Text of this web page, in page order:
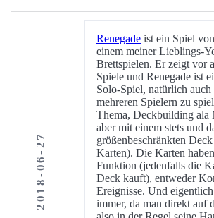
2018-06-27
Renegade ist ein Spiel
einem meiner Lieblings-
Brettspielen. Er zeigt vor
Spiele und Renegade ist
Solo-Spiel, natürlich
mehreren Spielern zu
Thema, Deckbuilding ala
aber mit einem stets und
größenbeschränkten
Karten). Die Karten
Funktion (jedenfalls die
Deck kauft), entweder
Ereignisse. Und
immer, da man direkt auf